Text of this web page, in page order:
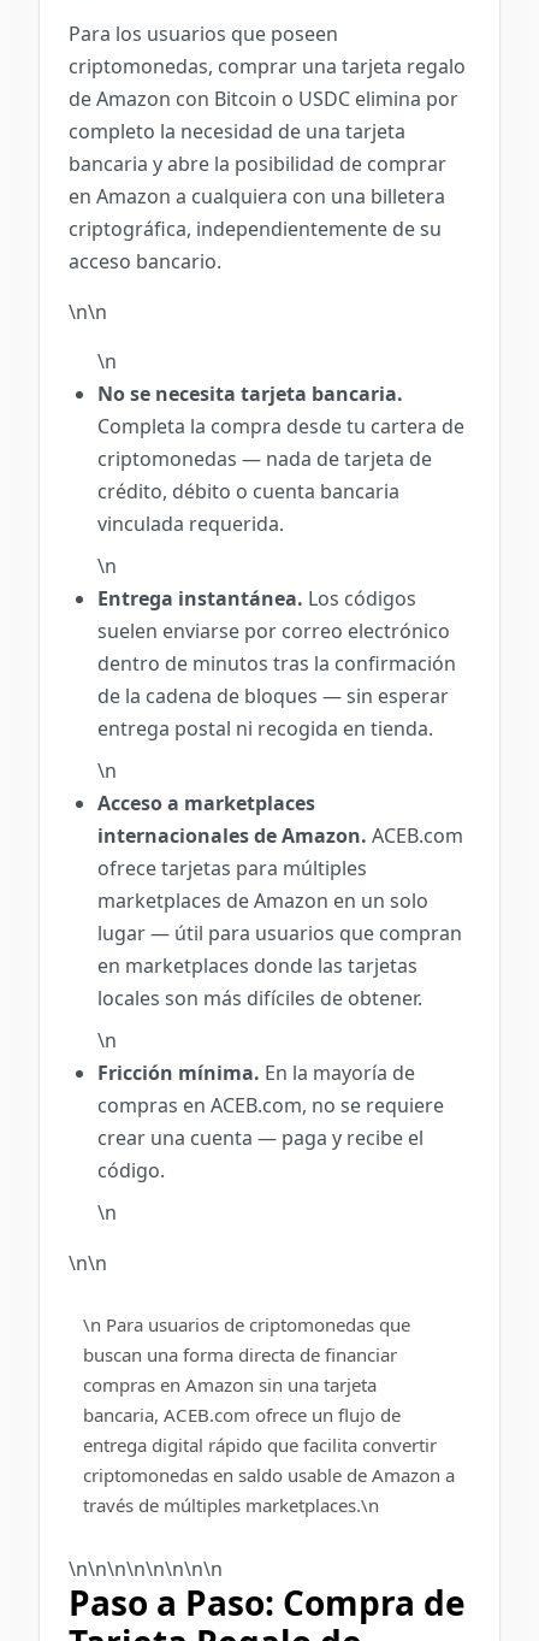
Para los usuarios que poseen
criptomonedas, comprar una tarjeta regalo
de Amazon con Bitcoin o USDC elimina por
completo la necesidad de una tarjeta
bancaria y abre la posibilidad de comprar
en Amazon a cualquiera con una billetera
criptográfica, independientemente de su
acceso bancario.
\n\n
\n
No se necesita tarjeta bancaria.
Completa la compra desde tu cartera de
criptomonedas — nada de tarjeta de
crédito, débito o cuenta bancaria
vinculada requerida.
\n
Entrega instantánea. Los códigos
suelen enviarse por correo electrónico
dentro de minutos tras la confirmación
de la cadena de bloques — sin esperar
entrega postal ni recogida en tienda.
\n
Acceso a marketplaces
internacionales de Amazon. ACEB.com
ofrece tarjetas para múltiples
marketplaces de Amazon en un solo
lugar — útil para usuarios que compran
en marketplaces donde las tarjetas
locales son más difíciles de obtener.
\n
Fricción mínima. En la mayoría de
compras en ACEB.com, no se requiere
crear una cuenta — paga y recibe el
código.
\n
\n\n
\n Para usuarios de criptomonedas que
buscan una forma directa de financiar
compras en Amazon sin una tarjeta
bancaria, ACEB.com ofrece un flujo de
entrega digital rápido que facilita convertir
criptomonedas en saldo usable de Amazon a
través de múltiples marketplaces.\n
\n\n\n\n\n\n\n\n
Paso a Paso: Compra de